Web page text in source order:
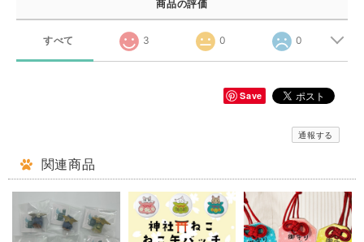
商品の評価
すべて 3 0 0
Save
通報する
関連商品